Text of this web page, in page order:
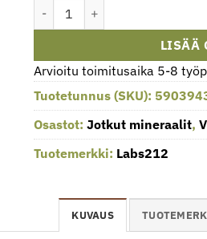
LISÄÄ
Arvioitu toimitusaika 5-8
Tuotetunnus (SKU):
Osastot:Jotkut mineraalit,
Tuotemerkki: Labs212
KUVAUS